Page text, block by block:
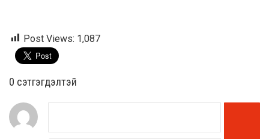
Post Views: 1,087
0 cэтгэгдэлтэй